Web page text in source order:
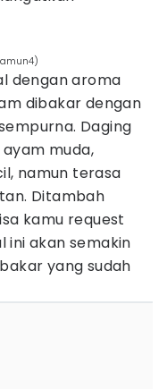
dengan aroma
dibakar dengan
Daging
muda,
namun terasa
Ditambah
kamu request
ini akan semakin
yang sudah